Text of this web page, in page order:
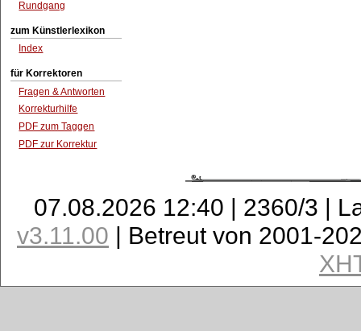
Rundgang
zum Künstlerlexikon
Index
für Korrektoren
Fragen & Antworten
Korrekturhilfe
PDF zum Taggen
PDF zur Korrektur
07.08.2026 12:40 | 2360/3 |
v3.11.00 | Betreut von 2001-